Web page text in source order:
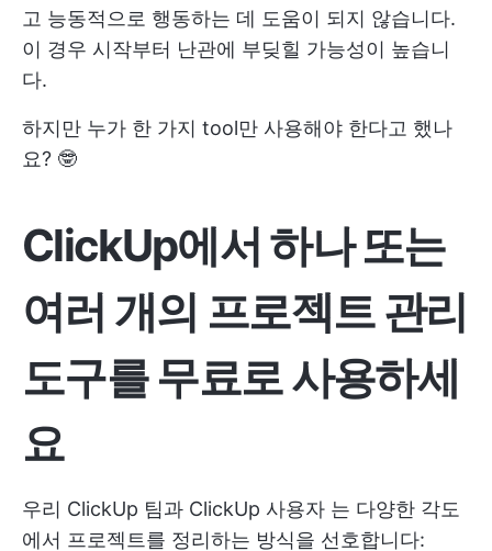
고 능동적으로 행동하는 데 도움이 되지 않습니다.
이 경우 시작부터 난관에 부딪힐 가능성이 높습니
다.
하지만 누가 한 가지 tool만 사용해야 한다고 했나
요? 🤓
ClickUp에서 하나 또는
여러 개의 프로젝트 관리
도구를 무료로 사용하세
요
우리 ClickUp 팀과 ClickUp 사용자 는 다양한 각도
에서 프로젝트를 정리하는 방식을 선호합니다: